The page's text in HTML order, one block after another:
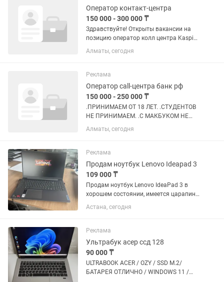
обслужен,...
Оператор контакт-центра
150 000 - 300 000 ₸
Здравствуйте! Открыты вакансии на
позицию оператор колл центра Kaspi
Bank УДАЛЁННО. .ПРИНИМАЕМ ОТ 18
ЛЕТ. .СТУДЕНТОВ И ЗАОЧНИКОВ НЕ
СЧЕТАХ НЕ ПРИНИМАЕМ. .С
МАКБУКОМ НЕ...
Алматы, сегодня
Реклама
Оператор call-центра банк рф
150 000 - 250 000 ₸
.ПРИНИМАЕМ ОТ 18 ЛЕТ. .СТУДЕНТОВ
НЕ ПРИНИМАЕМ. .С МАКБУКОМ НЕ
ПРИНИМАЕМ. .ВИНДОВС ОТ 10 И
ВЫШЕ.. .СКОРОСТЬ ИНТЕРНЕТА ОТ 30-
СЕРЬЁЗНЫХ НЕ БЕСПОКОИТЬ.
ПИСАТЬ,ТОЛЬКО ТЕМ, КТО...
Алматы, сегодня
Реклама
Продам ноутбук Lenovo Ideapad 3
109 000 ₸
Продам ноутбук Lenovo IdeaPad 3 в
хорошем состоянии, имеется царапина
на внешнем корпусе (последнее фото),
состояние батареи хорошее (заряд
AMD Ryzen 3 5300U...
Астана, сегодня
Реклама
Ультрабук асер ссд 128
90 000 ₸
ULTRABOOK ACER / OZY / SSD M.2/
БАТАРЕЯ ОТЛИЧНО / WINDOWS 11 /